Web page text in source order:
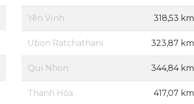
Yên Vinh 318,53 km
Ubon Ratchathani 323,87 km
Qui Nhon 344,84 km
Thanh Hóa 417,07 km